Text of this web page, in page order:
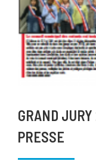
GRAND
PRESSE